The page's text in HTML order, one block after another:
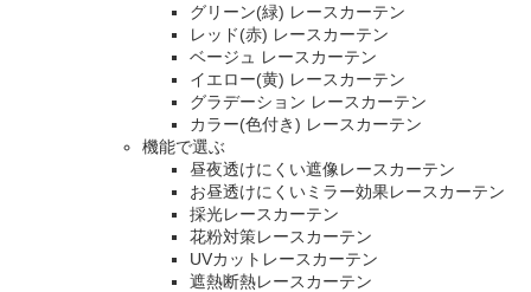
グリーン(緑) レースカーテン
レッド(赤) レースカーテン
ベージュ レースカーテン
イエロー(黄) レースカーテン
グラデーション レースカーテン
カラー(色付き) レースカーテン
機能で選ぶ
昼夜透けにくい遮像レースカーテン
お昼透けにくいミラー効果レースカーテン
採光レースカーテン
花粉対策レースカーテン
UVカットレースカーテン
遮熱断熱レースカーテン